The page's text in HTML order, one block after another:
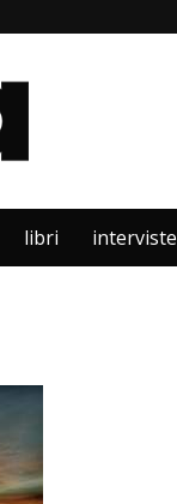
libri interviste